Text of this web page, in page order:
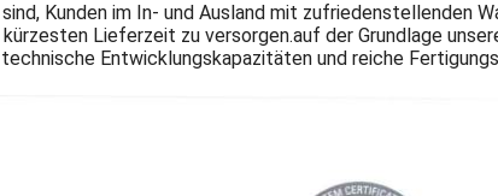
Kunden im In- und Ausland mit zufriedenstellenden
Lieferzeit zu versorgen.auf der Grundlage
Entwicklungskapazitäten und reiche